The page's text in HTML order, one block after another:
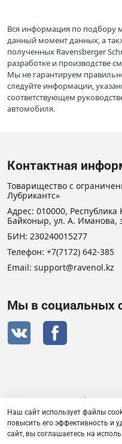
Вся информация по подбору
данный момент данных, а
полученных Ravensberger
разработке и производстве
Мы не гарантируем
следуйте информации,
соответствующем
автомобиля.
Контактная
Товарищество с
Лубрикантс»
Адрес: 010000, Республика
Байконыр, ул. А. Иманова,
БИН: 230240015277
Телефон: +7(7172) 642-385
Email: support@ravenol.kz
Мы в социальных
Сертификат
Товарищество с
Наш сайт использует файлы
повысить его эффективность и
сайт, вы соглашаетесь на